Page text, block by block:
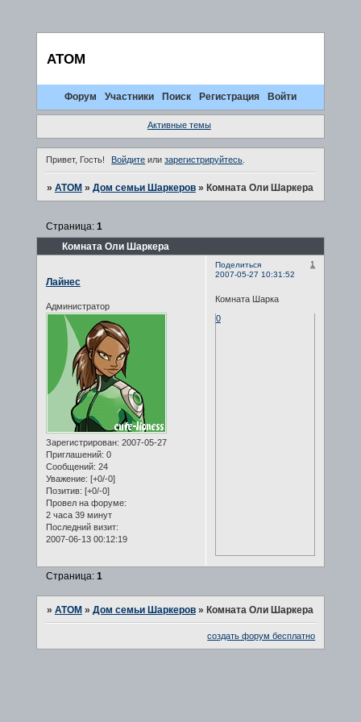
ATOM
Форум Участники Поиск Регистрация Войти
Активные темы
Привет, Гость! Войдите илизарегистрируйтесь.
» ATOM » Дом семьи Шаркеров » Комната Оли Шаркера
Комната Оли Шаркера
Страница: 1
Поделиться
1
2007-05-27 10:31:52
Лайнес
Администратор
Зарегистрирован: 2007-05-27
Приглашений: 0
Сообщений: 24
Уважение: [+0/-0]
Позитив: [+0/-0]
Провел на форуме:
2 часа 39 минут
Последний визит:
2007-06-13 00:12:19
Комната Шарка
0
Страница: 1
» ATOM » Дом семьи Шаркеров » Комната Оли Шаркера
создать форум бесплатно